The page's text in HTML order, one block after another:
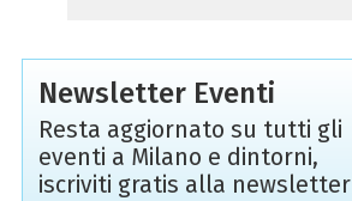
Newsletter Eventi
Resta aggiornato su tutti gli
eventi a Milano e dintorni,
iscriviti gratis alla newsletter